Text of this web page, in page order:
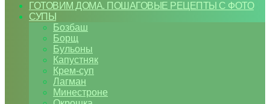
ГОТОВИМ ДОМА. ПОШАГОВЫЕ РЕЦЕПТЫ С ФОТО
СУПЫ
Бозбаш
Борщ
Бульоны
Капустняк
Крем-суп
Лагман
Минестроне